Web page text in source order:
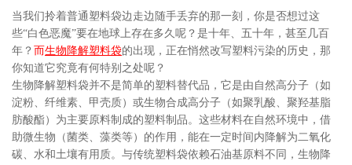
当我们拎着普通塑料袋边走边随手丢弃的那一刻，你是否想过这
些“白色恶魔”要在地球上存在多久呢？是十年、五十年，甚至几百
年？ 而生物降解塑料袋的出现，正在悄然改写塑料污染的历史，那
你知道它究竟有何特别之处呢？
生物降解塑料袋并不是简单的塑料替代品，它是由自然高分子（如
淀粉、纤维素、甲壳质）或生物合成高分子（如聚乳酸、聚羟基脂
肪酸酯）为主要原料制成的塑料制品。这些材料在自然环境中，借
助微生物（菌类、藻类等）的作用，能在一定时间内降解为二氧化
碳、水和土壤有用质。与传统塑料袋依赖石油基原料不同，生物降